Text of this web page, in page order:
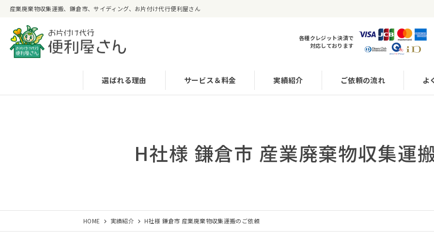
産業廃棄物収集運搬、鎌倉市、サイディング、お片付け代行便利屋さん
各種クレジット決済で
対応しております
選ばれる理由 サービス＆料金 実績紹介 ご依頼の流れ よ
H社様 鎌倉市 産業廃棄物収集運
HOME 実績紹介 H社様 鎌倉市 産業廃棄物収集運搬のご依頼